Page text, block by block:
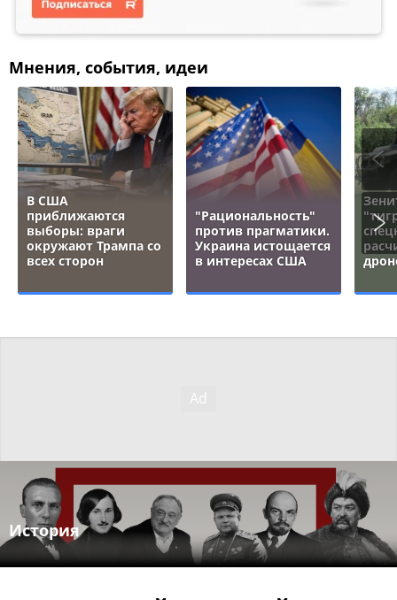
Мнения, события, идеи
В США
приближаются
выборы: враги
окружают Трампа со
всех сторон
"Рациональность"
против прагматики.
Украина истощается
в интересах США
История